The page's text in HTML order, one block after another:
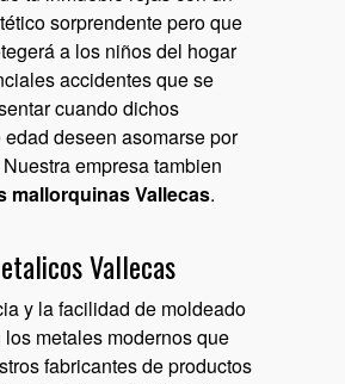
sorprendente pero que
a los niños del hogar
accidentes que se
cuando dichos
edad deseen asomarse por
empresa tambien
mallorquinas Vallecas.
Vallecas
y la facilidad de moldeado
metales modernos que
fabricantes de productos